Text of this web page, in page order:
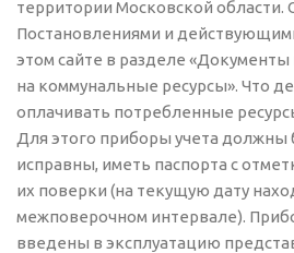
территории Московской области.
Постановлениями и
этом сайте в разделе
на коммунальные ресурсы». Что
оплачивать потребленные
Для этого приборы учета должны
исправны, иметь паспорта с
их поверки (на текущую дату
межповерочном интервале).
введены в эксплуатацию